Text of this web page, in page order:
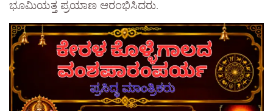
ಭೂಮಿಯತ್ತ ಪ್ರಯಾಣ ಆರಂಭಿಸಿದರು.